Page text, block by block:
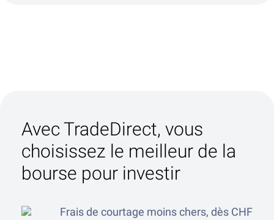
Avec TradeDirect, vous
choisissez le meilleur de la
bourse pour investir
Frais de courtage moins chers, dès CHF